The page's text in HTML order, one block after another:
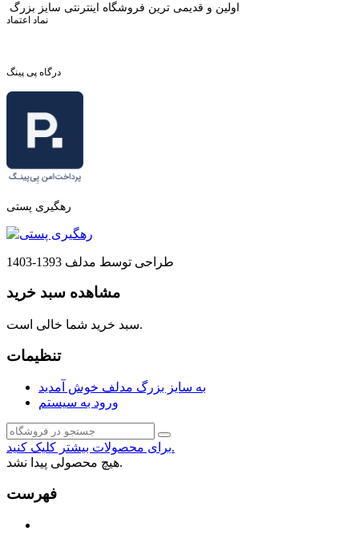
اولین و قدیمی ترین فروشگاه اینترنتی سایز بزرگ
نماد اعتماد
درگاه پی پینگ
رهگیری پستی
طراحی توسط مدلف 1393-1403
مشاهده سبد خرید
سبد خرید شما خالی است.
تنظیمات
به سایز بزرگ مدلف خوش آمدید
ورود به سیستم
برای محصولات بیشتر کلیک کنید.
هیچ محصولی پیدا نشد.
فهرست